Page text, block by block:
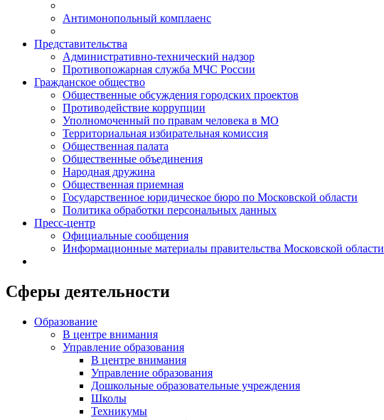
Антимонопольный комплаенс
Представительства
Административно-технический надзор
Противопожарная служба МЧС России
Гражданское общество
Общественные обсуждения городских проектов
Противодействие коррупции
Уполномоченный по правам человека в МО
Территориальная избирательная комиссия
Общественная палата
Общественные объединения
Народная дружина
Общественная приемная
Государственное юридическое бюро по Московской области
Политика обработки персональных данных
Пресс-центр
Официальные сообщения
Информационные материалы правительства Московской области
Сферы деятельности
Образование
В центре внимания
Управление образования
В центре внимания
Управление образования
Дошкольные образовательные учреждения
Школы
Техникумы